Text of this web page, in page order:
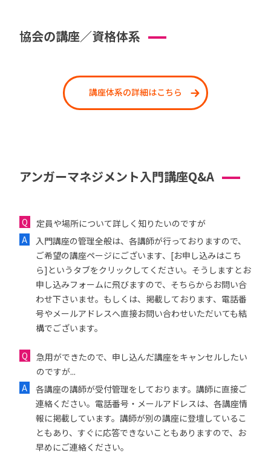
協会の講座／資格体系
講座体系の詳細はこちら
アンガーマネジメント入門講座Q&A
定員や場所について詳しく知りたいのですが
入門講座の管理全般は、各講師が行っておりますので、
ご希望の講座ページにございます、[お申し込みはこち
ら]というタブをクリックしてください。そうしますとお
申し込みフォームに飛びますので、そちらからお問い合
わせ下さいませ。もしくは、掲載しております、電話番
号やメールアドレスへ直接お問い合わせいただいても結
構でございます。
急用ができたので、申し込んだ講座をキャンセルしたい
のですが...
各講座の講師が受付管理をしております。講師に直接ご
連絡ください。電話番号・メールアドレスは、各講座情
報に掲載しています。講師が別の講座に登壇しているこ
ともあり、すぐに応答できないこともありますので、お
早めにご連絡ください。